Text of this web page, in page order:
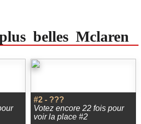
belles Mclaren
#2 - ???
Votez encore 22 fois pour
voir la place #2